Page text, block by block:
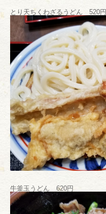
とり天ちくわざるうどん 520円
牛釜玉うどん 620円